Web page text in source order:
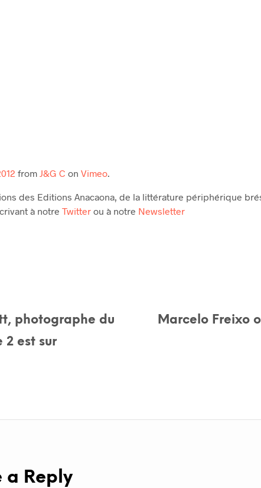
from J&G C on Vimeo.
des Editions Anacaona, de la littérature périphérique
à notre Twitter ou à notre Newsletter
photographe du
2 est sur
Marcelo Freixo
a Reply